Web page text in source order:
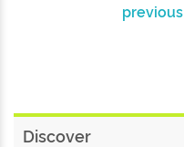
previous
Discover